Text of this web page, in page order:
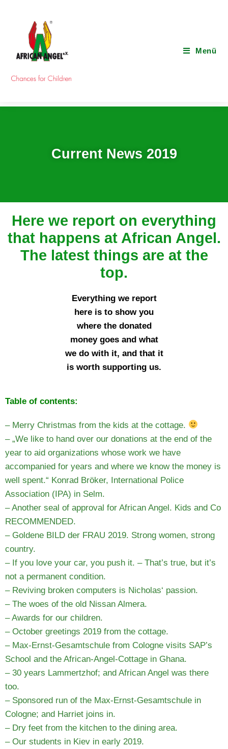
Menü
Current News 2019
Here we report on everything
that happens at African Angel.
The latest things are at the
top.
Everything we report
here is to show you
where the donated
money goes and what
we do with it, and that it
is worth supporting us.
Table of contents:
– Merry Christmas from the kids at the cottage.
– „We like to hand over our donations at the end of the
year to aid organizations whose work we have
accompanied for years and where we know the money is
well spent.“ Konrad Bröker, International Police
Association (IPA) in Selm.
– Another seal of approval for African Angel. Kids and Co
RECOMMENDED.
– Goldene BILD der FRAU 2019. Strong women, strong
country.
– If you love your car, you push it. – That’s true, but it’s
not a permanent condition.
– Reviving broken computers is Nicholas‘ passion.
– The woes of the old Nissan Almera.
– Awards for our children.
– October greetings 2019 from the cottage.
– Max-Ernst-Gesamtschule from Cologne visits SAP’s
School and the African-Angel-Cottage in Ghana.
– 30 years Lammertzhof; and African Angel was there
too.
– Sponsored run of the Max-Ernst-Gesamtschule in
Cologne; and Harriet joins in.
– Dry feet from the kitchen to the dining area.
– Our students in Kiev in early 2019.